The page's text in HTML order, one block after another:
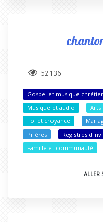
52 136
Gospel et musique
Musique et audio
Arts
Foi et croyance
Prières
Registres
Famille et communauté
ALLER